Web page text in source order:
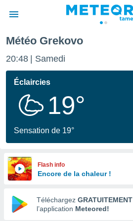
de
en
Météo Grekovo
20:48 Samedi
Éclaircies
19°
Sensation de 19°
Flash info
Encore de la chaleur !
Téléchargez GRATUITEMENT
l’application Meteored!